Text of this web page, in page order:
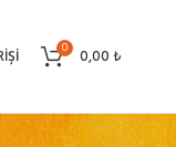
0 0,00₺